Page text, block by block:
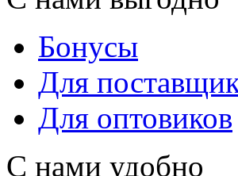
Бонусы
Для
Для оптовиков
С нами удобно